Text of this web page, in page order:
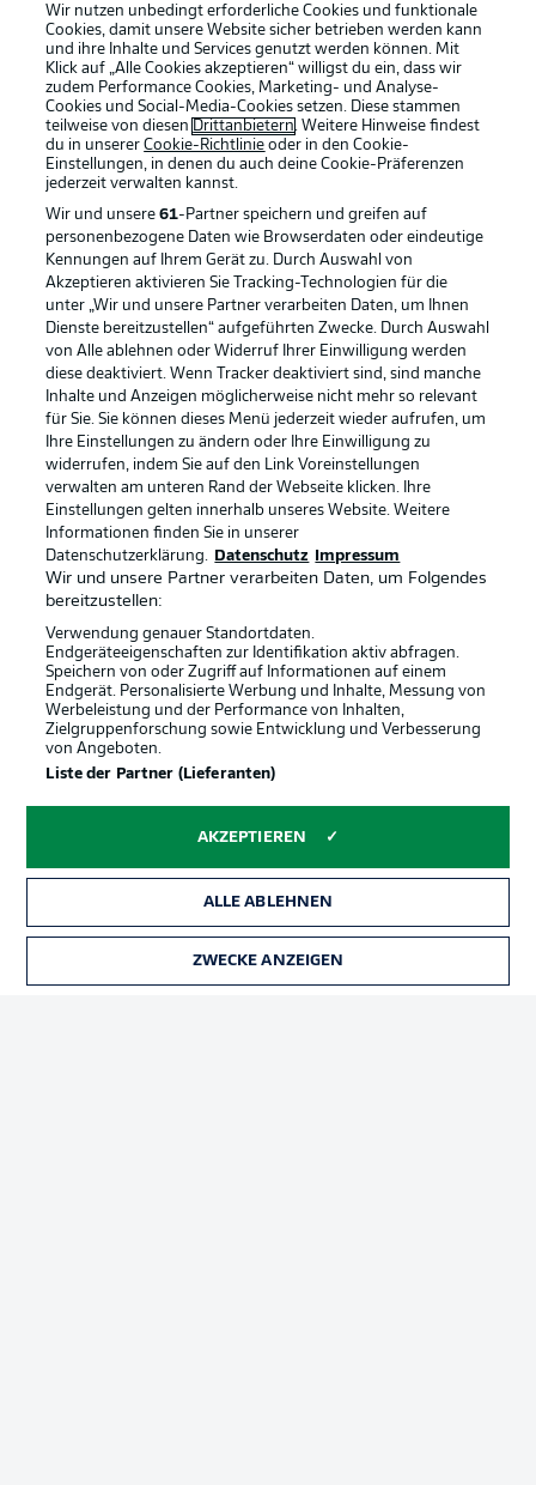
Bundesliga App
Fantasy Manager
#BundesligaWIRKT
Common Ground
Mitfahrportal
BUNDESLIGA-GRUPPE
Sprachauswahl
Deutsch Anzeige Modus
Login
Football as it's meant to be
BUNDESLIGA APP
Offizielle Partner
Rechtliche Hinweise Voreinstellungen verwalten
Wir nutzen unbedingt erforderliche Cookies und funktionale
Cookies, damit unsere Website sicher betrieben werden kann
und ihre Inhalte und Services genutzt werden können. Mit
Klick auf „Alle Cookies akzeptieren“ willigst du ein, dass wir
zudem Performance Cookies, Marketing- und Analyse-
Cookies und Social-Media-Cookies setzen. Diese stammen
teilweise von diesen Drittanbietern. Weitere Hinweise findest
du in unsererCookie-Richtlinie oder in den Cookie-
Einstellungen, in denen du auch deine Cookie-Präferenzen
jederzeit verwalten kannst.
Wir und unsere61-Partner speichern und greifen auf
personenbezogene Daten wie Browserdaten oder eindeutige
Kennungen auf Ihrem Gerät zu. Durch Auswahl von
Akzeptieren aktivieren Sie Tracking-Technologien für die
unter „Wir und unsere Partner verarbeiten Daten, um Ihnen
Dienste bereitzustellen“ aufgeführten Zwecke. Durch Auswahl
von Alle ablehnen oder Widerruf Ihrer Einwilligung werden
diese deaktiviert. Wenn Tracker deaktiviert sind, sind manche
Inhalte und Anzeigen möglicherweise nicht mehr so relevant
für Sie. Sie können dieses Menü jederzeit wieder aufrufen, um
Ihre Einstellungen zu ändern oder Ihre Einwilligung zu
widerrufen, indem Sie auf den Link Voreinstellungen
verwalten am unteren Rand der Webseite klicken. Ihre
Einstellungen gelten innerhalb unseres Website. Weitere
Informationen finden Sie in unserer
Datenschutzerklärung.
Datenschutz Impressum
Wir und unsere Partner verarbeiten Daten, um Folgendes
bereitzustellen:
Verwendung genauer Standortdaten.
Endgeräteeigenschaften zur Identifikation aktiv abfragen.
Speichern von oder Zugriff auf Informationen auf einem
Endgerät. Personalisierte Werbung und Inhalte, Messung von
Werbeleistung und der Performance von Inhalten,
Zielgruppenforschung sowie Entwicklung und Verbesserung
von Angeboten.
Liste der Partner (Lieferanten)
AKZEPTIEREN
ALLE ABLEHNEN
ZWECKE ANZEIGEN